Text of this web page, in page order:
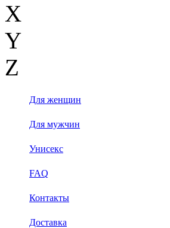
X
Y
Z
Для женщин
Для мужчин
Унисекс
FAQ
Контакты
Доставка